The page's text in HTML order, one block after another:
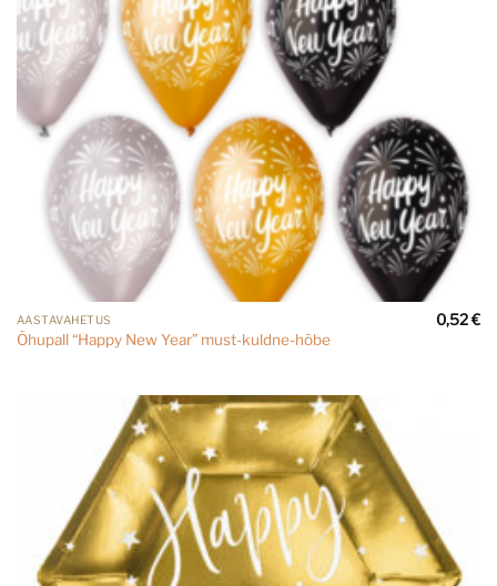
AASTAVAHETUS
Õhupall “Happy New Year” must-kuldne-hõbe
0,52€